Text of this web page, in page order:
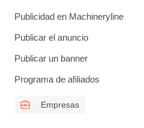
Publicidad en Machineryline
Publicar el anuncio
Publicar un banner
Programa de afiliados
Empresas